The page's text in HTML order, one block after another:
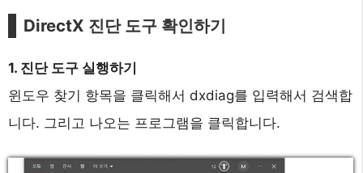
DirectX 진단 도구 확인하기
1. 진단 도구 실행하기
윈도우 찾기 항목을 클릭해서 dxdiag를 입력해서 검색합
니다. 그리고 나오는 프로그램을 클릭합니다.